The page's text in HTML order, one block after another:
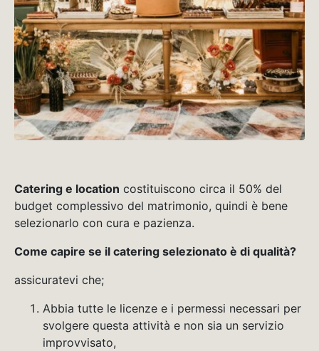
Catering e location costituiscono circa il 50% del
budget complessivo del matrimonio, quindi è bene
selezionarlo con cura e pazienza.
Come capire se il catering selezionato è di qualità?
assicuratevi che;
Abbia tutte le licenze e i permessi necessari per
svolgere questa attività e non sia un servizio
improvvisato,